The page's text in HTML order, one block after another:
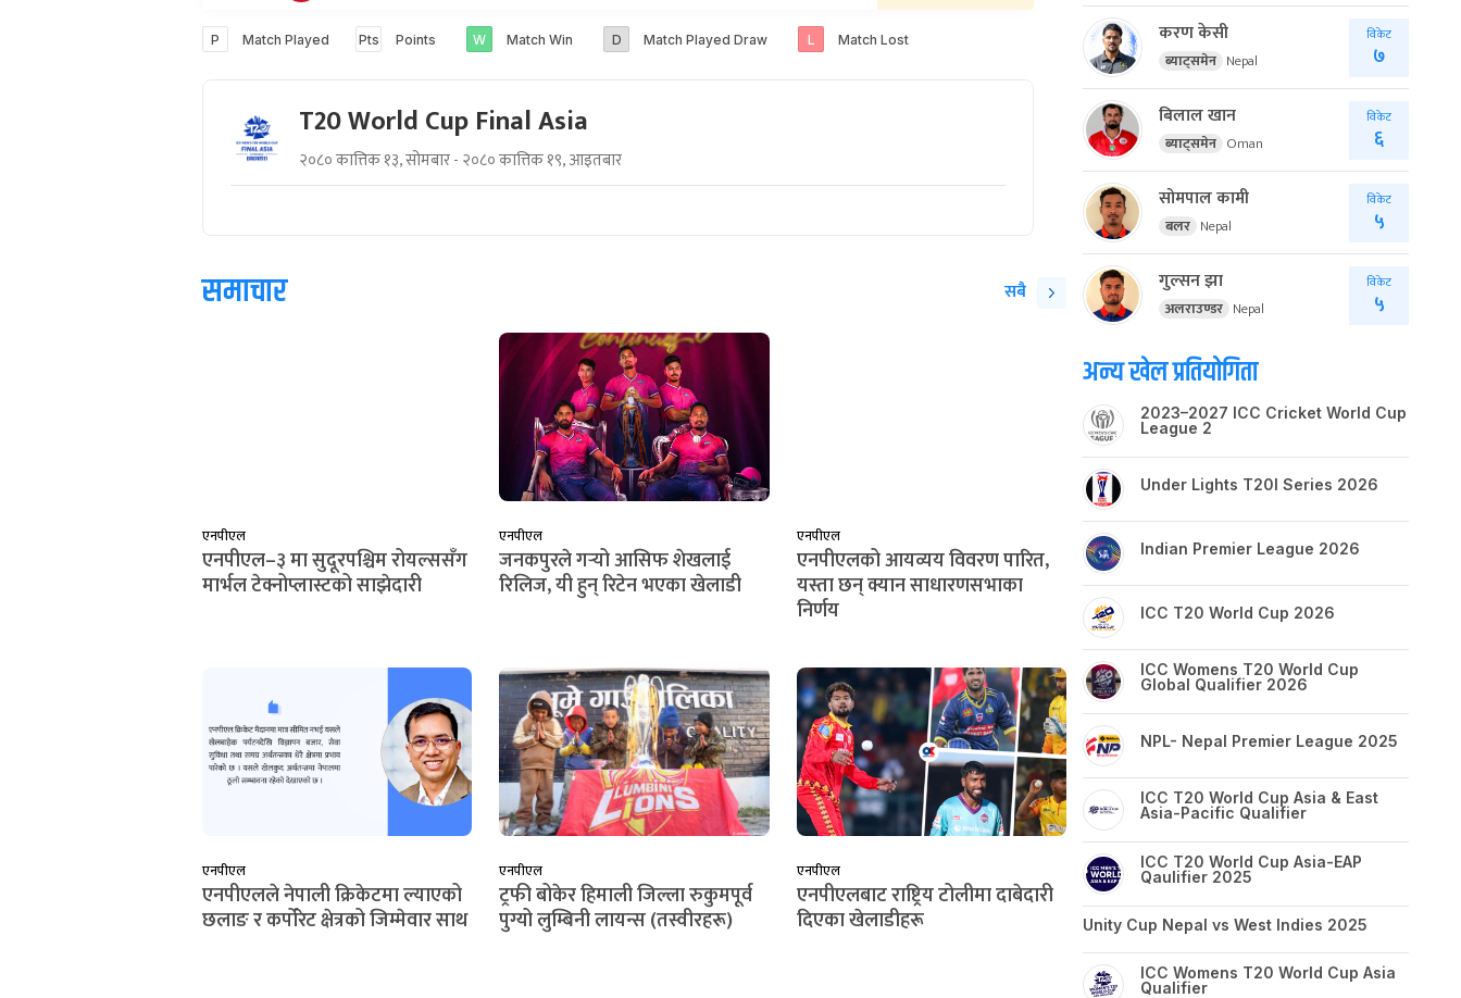
P Match Played Pts Points W Match Win D Match Played Draw L Match Lost
T20 World Cup Final Asia
२०८० कात्तिक १३, सोमबार - २०८० कात्तिक १९, आइतबार
समाचार सबै
एनपीएल
एनपीएल–३ मा सुदूरपश्चिम रोयल्ससँग
मार्भल टेक्नोप्लास्टको साझेदारी
एनपीएल
जनकपुरले गर्‍यो आसिफ शेखलाई
रिलिज, यी हुन् रिटेन भएका खेलाडी
एनपीएल
एनपीएलको आयव्यय विवरण पारित,
यस्ता छन् क्यान साधारणसभाका
निर्णय
एनपीएल
एनपीएलले नेपाली क्रिकेटमा ल्याएको
छलाङ र कर्पोरेट क्षेत्रको जिम्मेवार साथ
एनपीएल
ट्रफी बोकेर हिमाली जिल्ला रुकुमपूर्व
पुग्यो लुम्बिनी लायन्स (तस्वीरहरू)
एनपीएल
एनपीएलबाट राष्ट्रिय टोलीमा दाबेदारी
दिएका खेलाडीहरू
करण केसी
ब्याट्समेन Nepal
विकेट
७
बिलाल खान
ब्याट्समेन Oman
विकेट
६
सोमपाल कामी
बलर Nepal
विकेट
५
गुल्सन झा
अलराउण्डर Nepal
विकेट
५
अन्य खेल प्रतियोगिता
2023–2027 ICC Cricket World Cup
League 2
Under Lights T20I Series 2026
Indian Premier League 2026
ICC T20 World Cup 2026
ICC Womens T20 World Cup
Global Qualifier 2026
NPL- Nepal Premier League 2025
ICC T20 World Cup Asia & East
Asia-Pacific Qualifier
ICC T20 World Cup Asia-EAP
Qaulifier 2025
Unity Cup Nepal vs West Indies 2025
ICC Womens T20 World Cup Asia
Qualifier